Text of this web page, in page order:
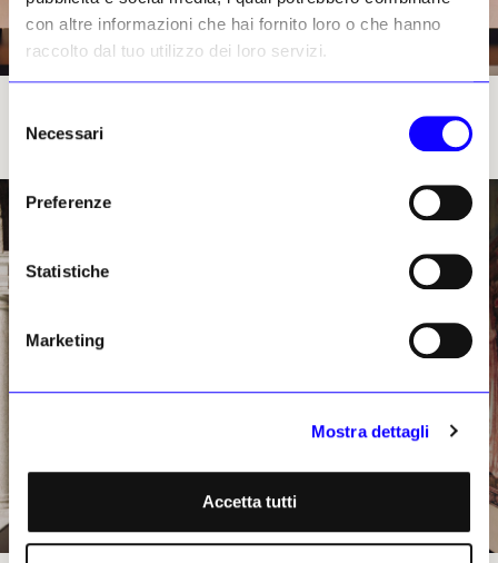
con altre informazioni che hai fornito loro o che hanno
raccolto dal tuo utilizzo dei loro servizi.
delNecessari
Preferenze
Statistiche
Marketing
Mostra dettagli
Accetta tutti